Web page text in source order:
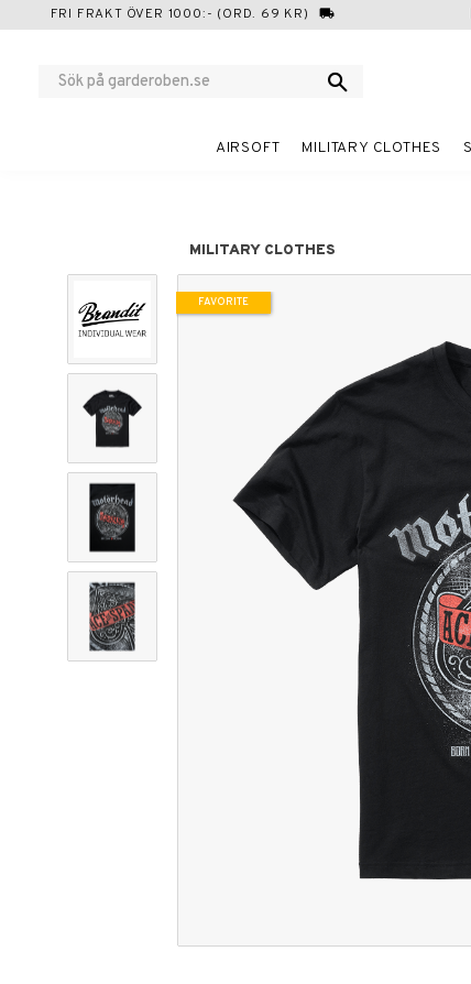
FRI FRAKT ÖVER 1000:- (ORD. 69 KR) local_shipping
AIRSOFT MILITARY CLOTHES
MILITARY CLOTHES
FAVORITE